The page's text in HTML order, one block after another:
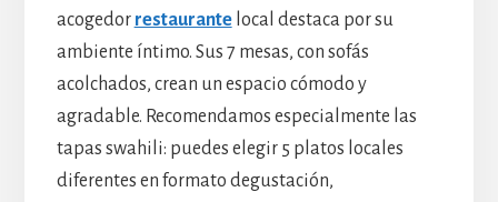
acogedor restaurantelocal destaca por su
ambiente íntimo. Sus 7 mesas, con sofás
acolchados, crean un espacio cómodo y
agradable. Recomendamos especialmente las
tapas swahili: puedes elegir 5 platos locales
diferentes en formato degustación,